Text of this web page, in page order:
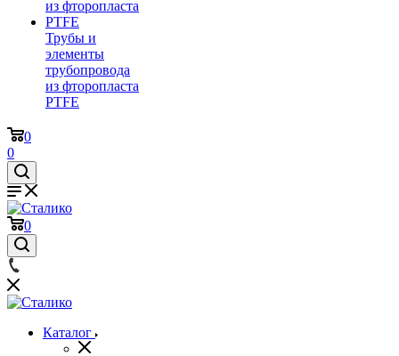
Трубы и
элементы
трубопровода
из фторопласта
PTFE
0
0
0
Каталог